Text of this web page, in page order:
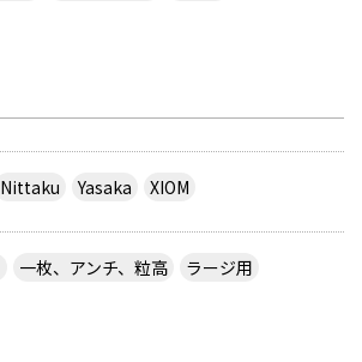
Nittaku Yasaka
XIOM
一枚、アンチ、粒高 ラージ用